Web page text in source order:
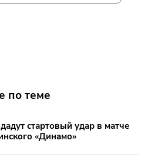
по теме
стартовый удар в матче
«Динамо»